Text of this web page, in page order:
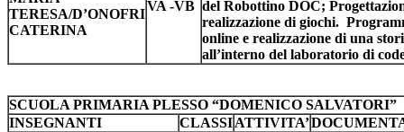
TERESA/D’ONOFRI
CATERINA
VA -VB del Robottino DOC;
realizzazione di giochi.
online e realizzazione di una
all’interno del laboratorio di
SCUOLA PRIMARIA PLESSO “DOMENICO SALVATORI”
INSEGNANTI
CLASSIATTIVITA’